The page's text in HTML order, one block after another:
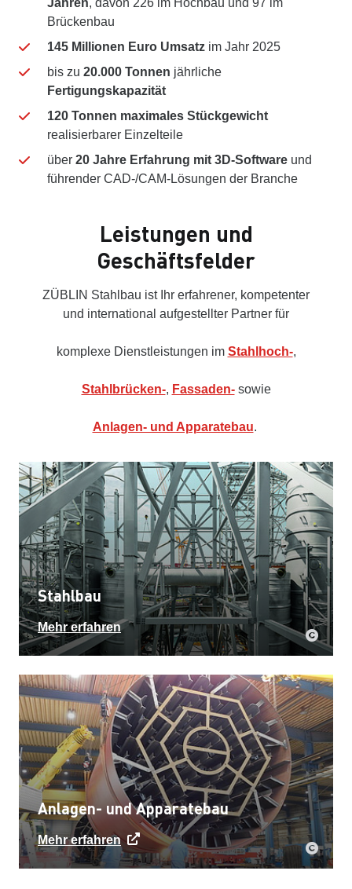
Brückenbau
145 Millionen Euro Umsatz im Jahr 2025
bis zu 20.000 Tonnen jährliche
Fertigungskapazität
120 Tonnen maximales Stückgewicht
realisierbarer Einzelteile
über 20 Jahre Erfahrung mit 3D-Software und
führender CAD-/CAM-Lösungen der Branche
Leistungen und
Geschäftsfelder
ZÜBLIN Stahlbau ist Ihr erfahrener, kompetenter
und international aufgestellter Partner für
komplexe Dienstleistungen im Stahlhoch-,
Stahlbrücken-, Fassaden-sowie
Anlagen- und Apparatebau.
Stahlbau
Mehr erfahren
Anlagen- und Apparatebau
Mehr erfahren